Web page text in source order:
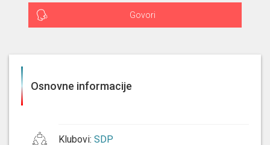
Govori
Osnovne informacije
Klubovi: SDP